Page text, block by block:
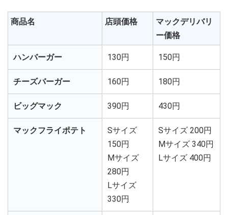
商品名 店頭価格
マックデリバリ
ー価格
ハンバーガー 130円 150円
チーズバーガー 160円 180円
ビッグマック 390円 430円
マックフライポテト
Sサイズ
150円
Mサイズ
280円
Lサイズ
330円
Sサイズ 200円
Mサイズ 340円
Lサイズ 400円